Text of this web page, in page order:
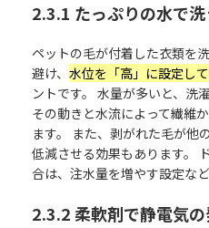
2.3.1 たっぷりの水で洗
ペットの毛が付着した衣類を
避け、 水位を「高」に設定し
ントです。 水量が多いと、洗
その動きと水流によって繊維
ます。 また、剥がれた毛が他
低減させる効果もあります。
合は、注水量を増やす設定な
2.3.2 柔軟剤で静電気